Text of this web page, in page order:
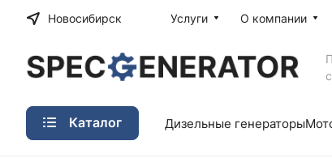
Новосибирск Услуги О компании
Каталог Дизельные генераторы